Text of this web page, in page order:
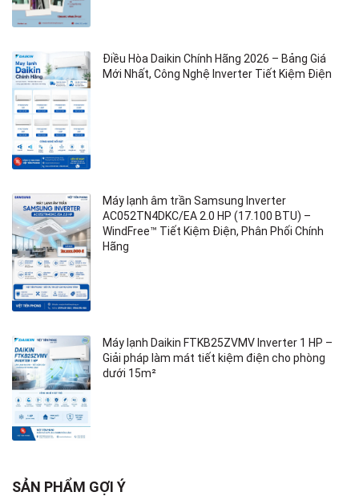
Điều Hòa Daikin Chính Hãng 2026 – Bảng Giá
Mới Nhất, Công Nghệ Inverter Tiết Kiệm Điện
Máy lạnh âm trần Samsung Inverter
AC052TN4DKC/EA 2.0 HP (17.100 BTU) –
WindFree™ Tiết Kiệm Điện, Phân Phối Chính
Hãng
Máy lạnh Daikin FTKB25ZVMV Inverter 1 HP –
Giải pháp làm mát tiết kiệm điện cho phòng
dưới 15m²
SẢN PHẨM GỢI Ý